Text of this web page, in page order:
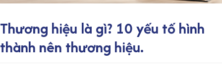
Thương hiệu là gì? 10 yếu tố hình
thành nên thương hiệu.